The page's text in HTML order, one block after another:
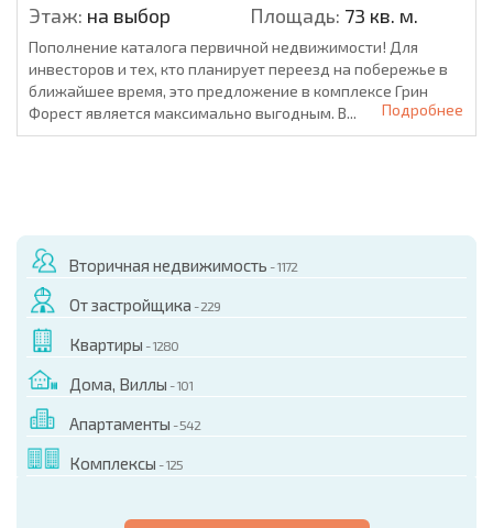
Этаж: на выбор Площадь: 73 кв. м.
Пополнение каталога первичной недвижимости! Для
инвесторов и тех, кто планирует переезд на побережье в
ближайшее время, это предложение в комплексе Грин
Форест является максимально выгодным. В...
Подробнее
Вторичная недвижимость - 1172
От застройщика - 229
Квартиры - 1280
Дома, Виллы - 101
Апартаменты - 542
Комплексы - 125